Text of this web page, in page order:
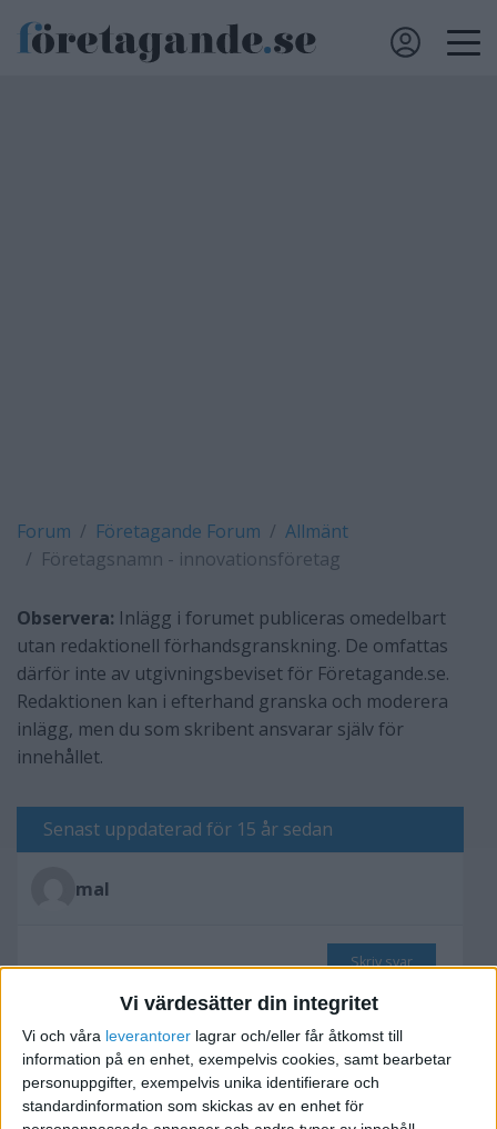
Vi värdesätter din integritet
Vi och våra leverantorer lagrar och/eller får åtkomst till
information på en enhet, exempelvis cookies, samt bearbetar
personuppgifter, exempelvis unika identifierare och
standardinformation som skickas av en enhet för
Forum Företagande Forum
Allmänt
Företagsnamn - innovationsföretag
Observera: Inlägg i forumet publiceras omedelbart
utan redaktionell förhandsgranskning. De omfattas
därför inte av utgivningsbeviset för Företagande.se.
Redaktionen kan i efterhand granska och moderera
inlägg, men du som skribent ansvarar själv för
innehållet.
Senast uppdaterad för 15 år sedan
mal
Skriv svar
Företagsnamn -
innovationsföretag
2011-01-10 05:50